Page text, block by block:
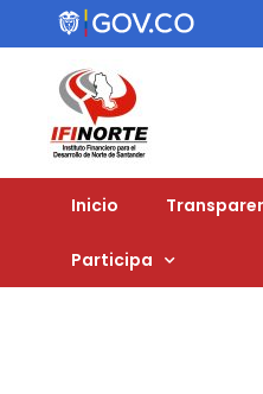
Inicio
Participa